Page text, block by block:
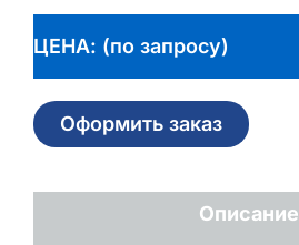
ЦЕНА: (по запросу)
Оформить заказ
Описание